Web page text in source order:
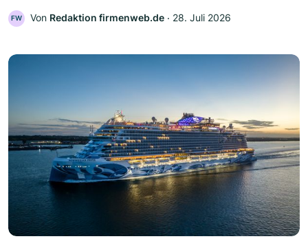
FW Von Redaktion firmenweb.de ‧ 28. Juli 2026